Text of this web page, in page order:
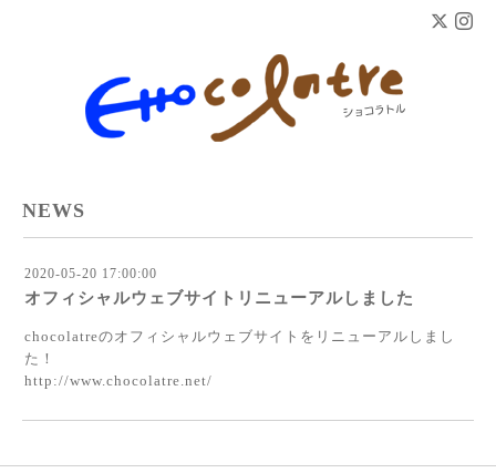
NEWS
2020-05-20 17:00:00
オフィシャルウェブサイトリニューアルしました
chocolatreのオフィシャルウェブサイトをリニューアルしまし
た！
http://www.chocolatre.net/